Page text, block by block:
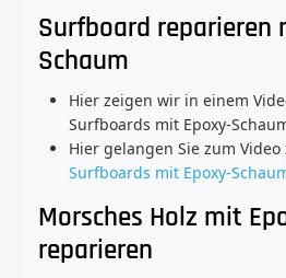
Surfboard reparieren
Schaum
Hier zeigen wir in einem
Surfboards mit Epoxy-
Hier gelangen Sie zum Video
Surfboards mit Epoxy-
Morsches Holz mit
reparieren